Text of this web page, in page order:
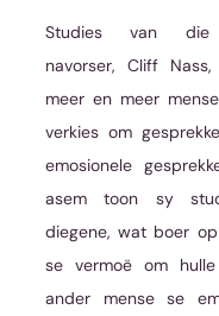
Studies van die
navorser, Cliff
meer en meer
verkies om
emosionele
asem toon sy
diegene, wat boer
se vermoë om
ander mense se